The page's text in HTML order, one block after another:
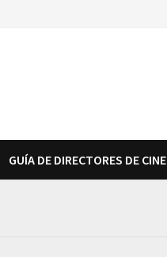
GUÍA DE DIRECTORES DE CINE